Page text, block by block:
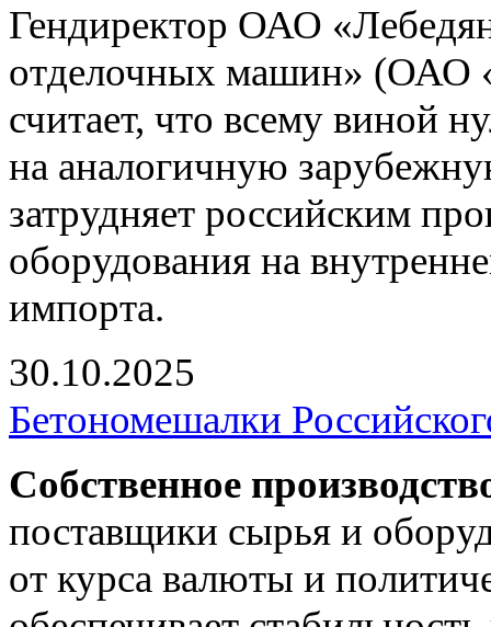
Гендиректор ОАО
отделочных машин»
считает, что всему виной
на аналогичную
затрудняет российским
оборудования на
импорта.
30.10.2025
Бетономешалки
Собственное
поставщики сырья и
от курса валюты и